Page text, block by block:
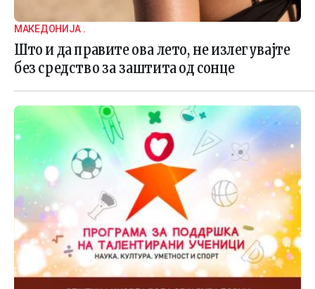
МАКЕДОНИЈА .
Што и да правите ова лето, не излегувајте
без средство за заштита од сонце